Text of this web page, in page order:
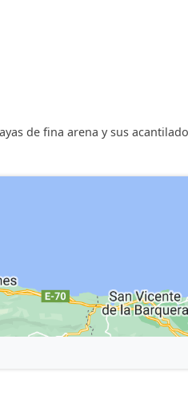
de fina arena y sus